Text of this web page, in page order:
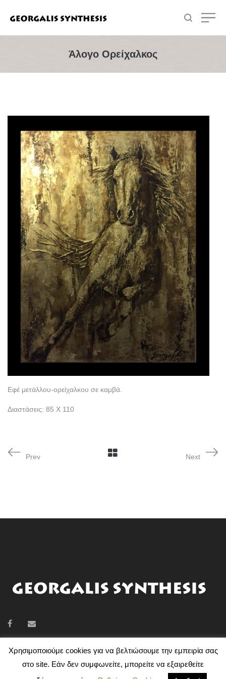
Άλογο Ορείχαλκος
Εφέ μετάλλου-ορείχαλκου σε καμβά.
Διαστάσεις: 85 Χ 110
Prev Next
GEORGALIS SYNTHESIS © 2018 | ΣΧΕΔΙΑΣΜΌΣ ΙΣΤΟΣΕΛΊΔΑΣ
Χρησιμοποιούμε cookies για να βελτιώσουμε την εμπειρία σας
στο site. Εάν δεν συμφωνείτε, μπορείτε να εξαιρεθείτε